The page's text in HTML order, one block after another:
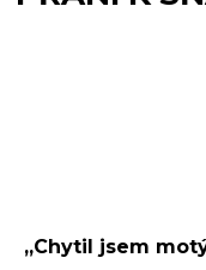
„Chytil jsem